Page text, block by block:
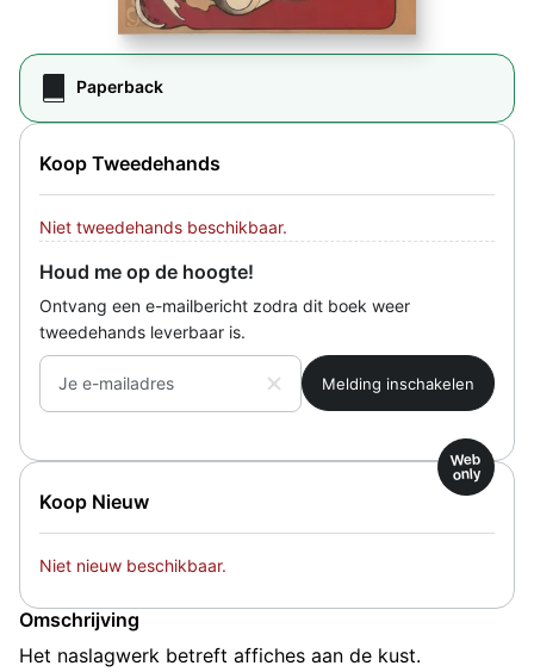
Paperback
Koop Tweedehands
Niet tweedehands beschikbaar.
Houd me op de hoogte!
Ontvang een e-mailbericht zodra dit boek weer
tweedehands leverbaar is.
Je e-mailadres
Koop Nieuw
Web
only
Niet nieuw beschikbaar.
Omschrijving
Het naslagwerk betreft affiches aan de kust.